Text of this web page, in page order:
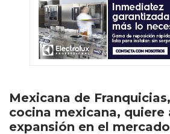
Mexicana de
cocina mexicana, quiere
expansión en el